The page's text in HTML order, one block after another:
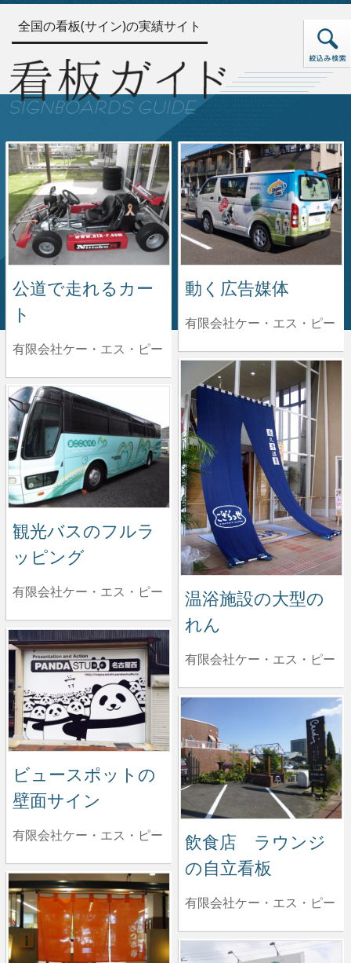
全国の看板(サイン)の実績サイト
公道で走れるカー
ト
有限会社ケー・エス・ピー
動く広告媒体
有限会社ケー・エス・ピー
温浴施設の大型の
れん
有限会社ケー・エス・ピー
観光バスのフルラ
ッピング
有限会社ケー・エス・ピー
ビュースポットの
壁面サイン
有限会社ケー・エス・ピー
飲食店 ラウンジ
の自立看板
有限会社ケー・エス・ピー